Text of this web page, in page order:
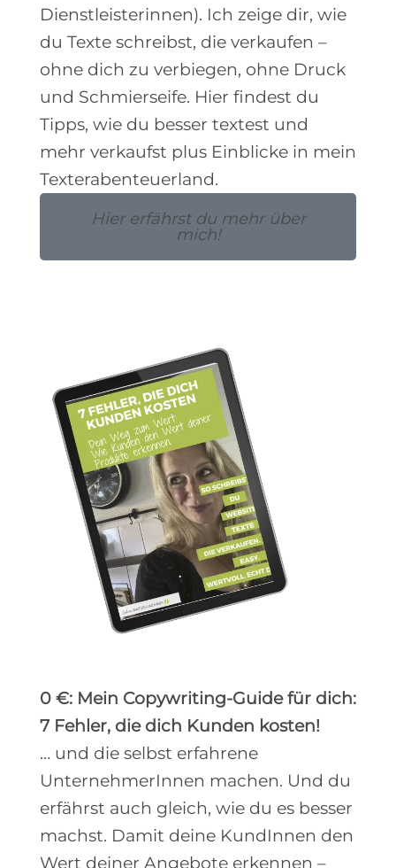
Dienstleisterinnen). Ich zeige dir, wie
du Texte schreibst, die verkaufen –
ohne dich zu verbiegen, ohne Druck
und Schmierseife. Hier findest du
Tipps, wie du besser textest und
mehr verkaufst plus Einblicke in mein
Texterabenteuerland.
Hier erfährst du mehr über
mich!
0 €: Mein Copywriting-Guide für dich:
7 Fehler, die dich Kunden kosten!
… und die selbst erfahrene
UnternehmerInnen machen. Und du
erfährst auch gleich, wie du es besser
machst. Damit deine KundInnen den
Wert deiner Angebote erkennen –